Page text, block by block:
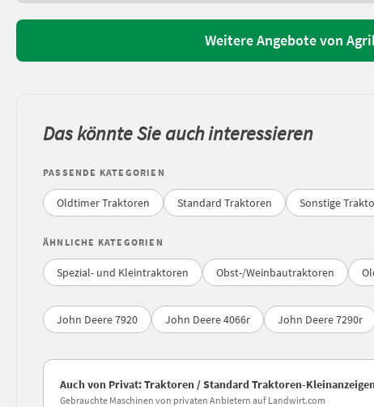
Weitere Angebote von
Das könnte Sie auch interessieren
PASSENDE KATEGORIEN
Oldtimer Traktoren Standard Traktoren Sonstige
ÄHNLICHE KATEGORIEN
Spezial- und Kleintraktoren Obst-/Weinbautraktoren
John Deere 7920 John Deere 4066r John Deere 7290r
Auch von Privat: Traktoren / Standard Traktoren-
Gebrauchte Maschinen von privaten Anbietern auf Landwirt.com